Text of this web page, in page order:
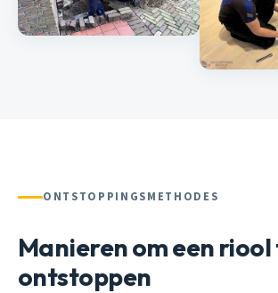
ONTSTOPPINGSMETHODES
Manieren om een riool
ontstoppen